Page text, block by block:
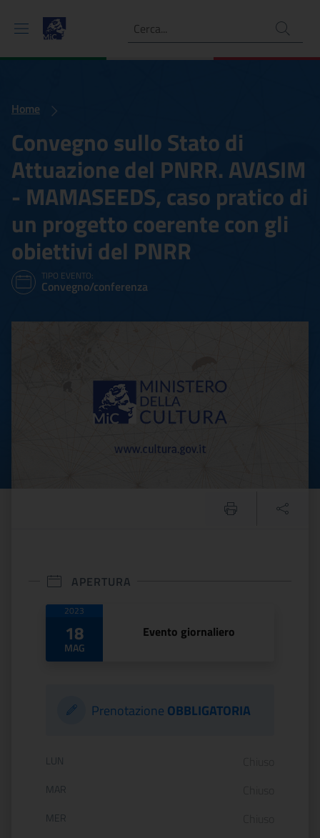
Ricerca
Home
Convegno sullo Stato di
Attuazione del PNRR. AVASIM
- MAMASEEDS, caso pratico di
un progetto coerente con gli
obiettivi del PNRR
TIPO EVENTO:
Convegno/conferenza
APERTURA
Date di apertura
2023
18
MAG
Evento giornaliero
Prenotazione OBBLIGATORIA
Orario di apertura:
LUN
MAR
MER